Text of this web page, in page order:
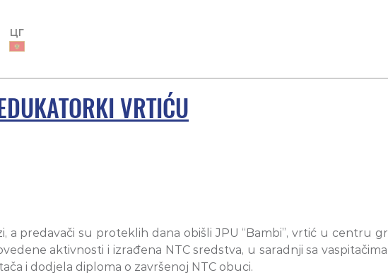
ЦГ
VRTIĆU
predavači su proteklih dana obišli JPU “Bambi”, vrtić u centru
aktivnosti i izrađena NTC sredstva, u saradnji sa
i dodjela diploma o završenoj NTC obuci.